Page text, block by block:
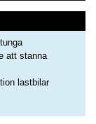
att stanna
lastbilar